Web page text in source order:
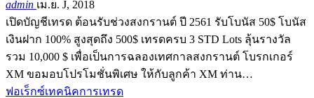
admin เม.ย. J, 2018
เปิดบัญชีเทรด ต้อนรับช่วงสงกรานต์ ปี 2561 รับโบนัส 50$ โบนัส
เงินฝาก 100% สูงสุดถึง 500$ เทรดครบ 3 STD Lots ลุ้นรางวัล
รวม 10,000 $ เพื่อเป็นการฉลองเทศกาลสงกรานต์ โบรกเกอร์
XM ขอมอบโปรโมชั่นพิเศษ ให้กับลูกค้า XM ท่าน…
ฟอเร็กซ์เทคนิคการเทรด